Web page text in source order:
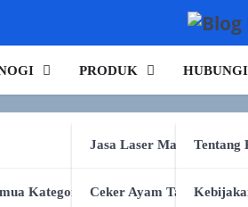
Kategori
PRODUK
Jasa Laser Marking
Ceker Ayam Tanpa Tulang
Tentang
AI Tidak